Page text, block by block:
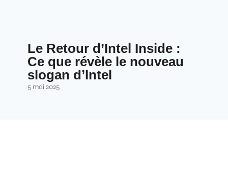
Le Retour d’Intel Inside :
Ce que révèle le nouveau
slogan d’Intel
5 mai 2025